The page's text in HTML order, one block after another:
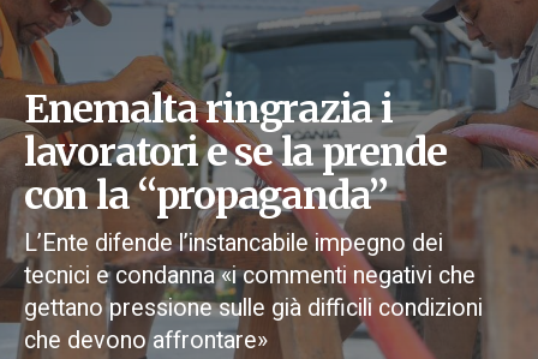
Enemalta ringrazia i
lavoratori e se la prende
con la “propaganda”
L’Ente difende l’instancabile impegno dei
tecnici e condanna «i commenti negativi che
gettano pressione sulle già difficili condizioni
che devono affrontare»